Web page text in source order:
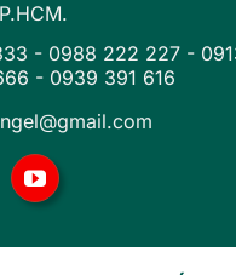
- 0988 222 227 -
- 0939 391 616